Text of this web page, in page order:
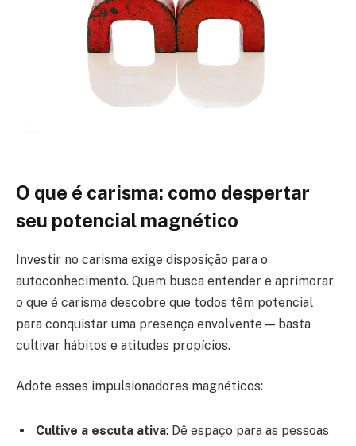
O que é carisma: como despertar
seu potencial magnético
Investir no carisma exige disposição para o
autoconhecimento. Quem busca entender e aprimorar
o que é carisma descobre que todos têm potencial
para conquistar uma presença envolvente — basta
cultivar hábitos e atitudes propícios.
Adote esses impulsionadores magnéticos:
Cultive a escuta ativa: Dê espaço para as pessoas